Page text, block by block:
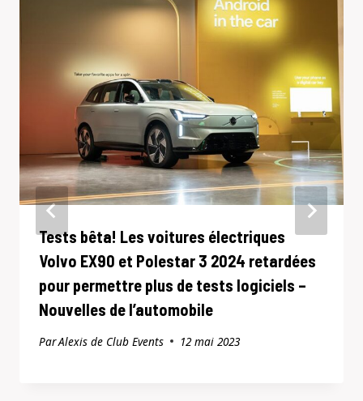
Tests bêta! Les voitures électriques
Volvo EX90 et Polestar 3 2024 retardées
pour permettre plus de tests logiciels –
Nouvelles de l’automobile
ParAlexis de Club Events 12 mai 2023